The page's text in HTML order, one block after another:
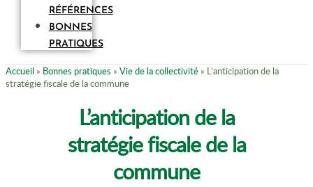
RÉFÉRENCES
BONNES
PRATIQUES
Accueil » Bonnes pratiques » Vie de la collectivité » L’anticipation de la
stratégie fiscale de la commune
L’anticipation de la
stratégie fiscale de la
commune